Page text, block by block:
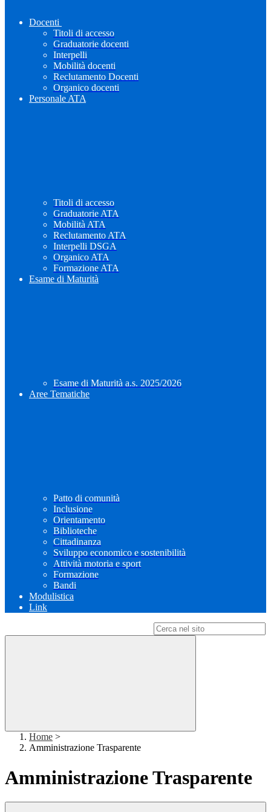
Docenti
Titoli di accesso
Graduatorie docenti
Interpelli
Mobilità docenti
Reclutamento Docenti
Organico docenti
Personale ATA
Titoli di accesso
Graduatorie ATA
Mobilità ATA
Reclutamento ATA
Interpelli DSGA
Organico ATA
Formazione ATA
Esame di Maturità
Esame di Maturità a.s. 2025/2026
Aree Tematiche
Patto di comunità
Inclusione
Orientamento
Biblioteche
Cittadinanza
Sviluppo economico e sostenibilità
Attività motoria e sport
Formazione
Bandi
Modulistica
Link
Home >
Amministrazione Trasparente
Amministrazione Trasparente